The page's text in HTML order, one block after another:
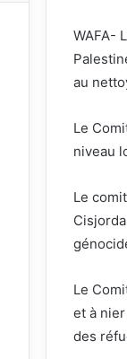
WAFA-
au
Le
niveau
Le
Le
et à
des